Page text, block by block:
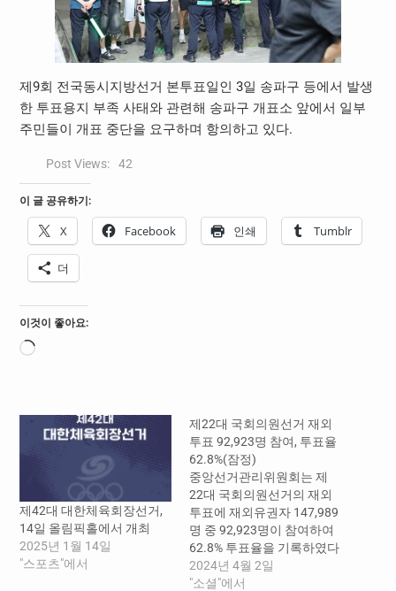
제9회 전국동시지방선거 본투표일인 3일 송파구 등에서 발생
한 투표용지 부족 사태와 관련해 송파구 개표소 앞에서 일부
주민들이 개표 중단을 요구하며 항의하고 있다.
Post Views: 42
이 글 공유하기:
X Facebook 인쇄 Tumblr
더
이것이 좋아요:
로
제42대 대한체육회장선거,
14일 올림픽홀에서 개최
2025년 1월 14일
"스포츠"에서
제22대 국회의원선거 재외
투표 92,923명 참여, 투표율
62.8%(잠정)
중앙선거관리위원회는 제
22대 국회의원선거의 재외
투표에 재외유권자 147,989
명 중 92,923명이 참여하여
62.8% 투표율을 기록하였다
고 밝혔다. 이번 재외투표는
3월 27일부터 4월 1일까지
2024년 4월 2일
"소셜"에서